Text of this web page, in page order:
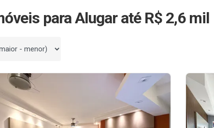
para Alugar até R$ 2,6 mil